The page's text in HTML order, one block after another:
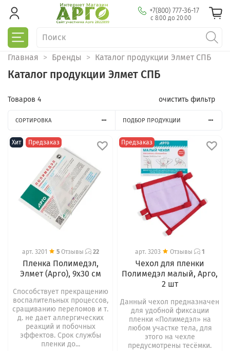
+7(800) 777-36-17
с 8:00 до 20:00
Главная Бренды Каталог продукции Элмет СПБ
Каталог продукции Элмет СПБ
Товаров 4 очистить фильтр
СОРТИРОВКА ПОДБОР ПРОДУКЦИИ
Хит Предзаказ
арт. 3201 5Отзывы 22
Пленка Полимедэл,
Элмет (Арго), 9х30 см
Способствует прекращению
воспалительных процессов,
сращиванию переломов и т.
д. не дает аллергических
реакций и побочных
эффектов. Срок службы
пленки до...
Предзаказ
арт. 3203 Отзывы 1
Чехол для пленки
Полимедэл малый, Арго,
2 шт
Данный чехол предназначен
для удобной фиксации
пленки «Полимедэл» на
любом участке тела, для
этого на чехле
предусмотрены тесёмки.